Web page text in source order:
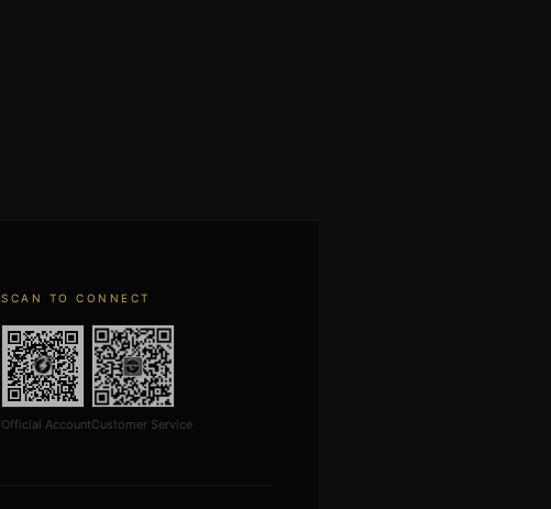
SCAN TO CONNECT
Official AccountCustomer Service